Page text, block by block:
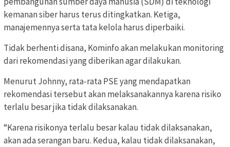
kemanan siber harus terus ditingkatkan. Ketiga,
manajemennya serta tata kelola harus diperbaiki.
Tidak berhenti disana, Kominfo akan melakukan monitoring
dari rekomendasi yang diberikan agar dilakukan.
Menurut Johnny, rata-rata PSE yang mendapatkan
rekomendasi tersebut akan melaksanakannya karena risiko
terlalu besar jika tidak dilaksanakan.
“Karena risikonya terlalu besar kalau tidak dilaksanakan,
akan ada serangan baru. Kedua, kalau tidak dilaksanakan,